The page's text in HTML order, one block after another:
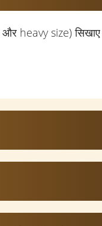
heavy size) सिखाए
कर सकते हैं और
neat और